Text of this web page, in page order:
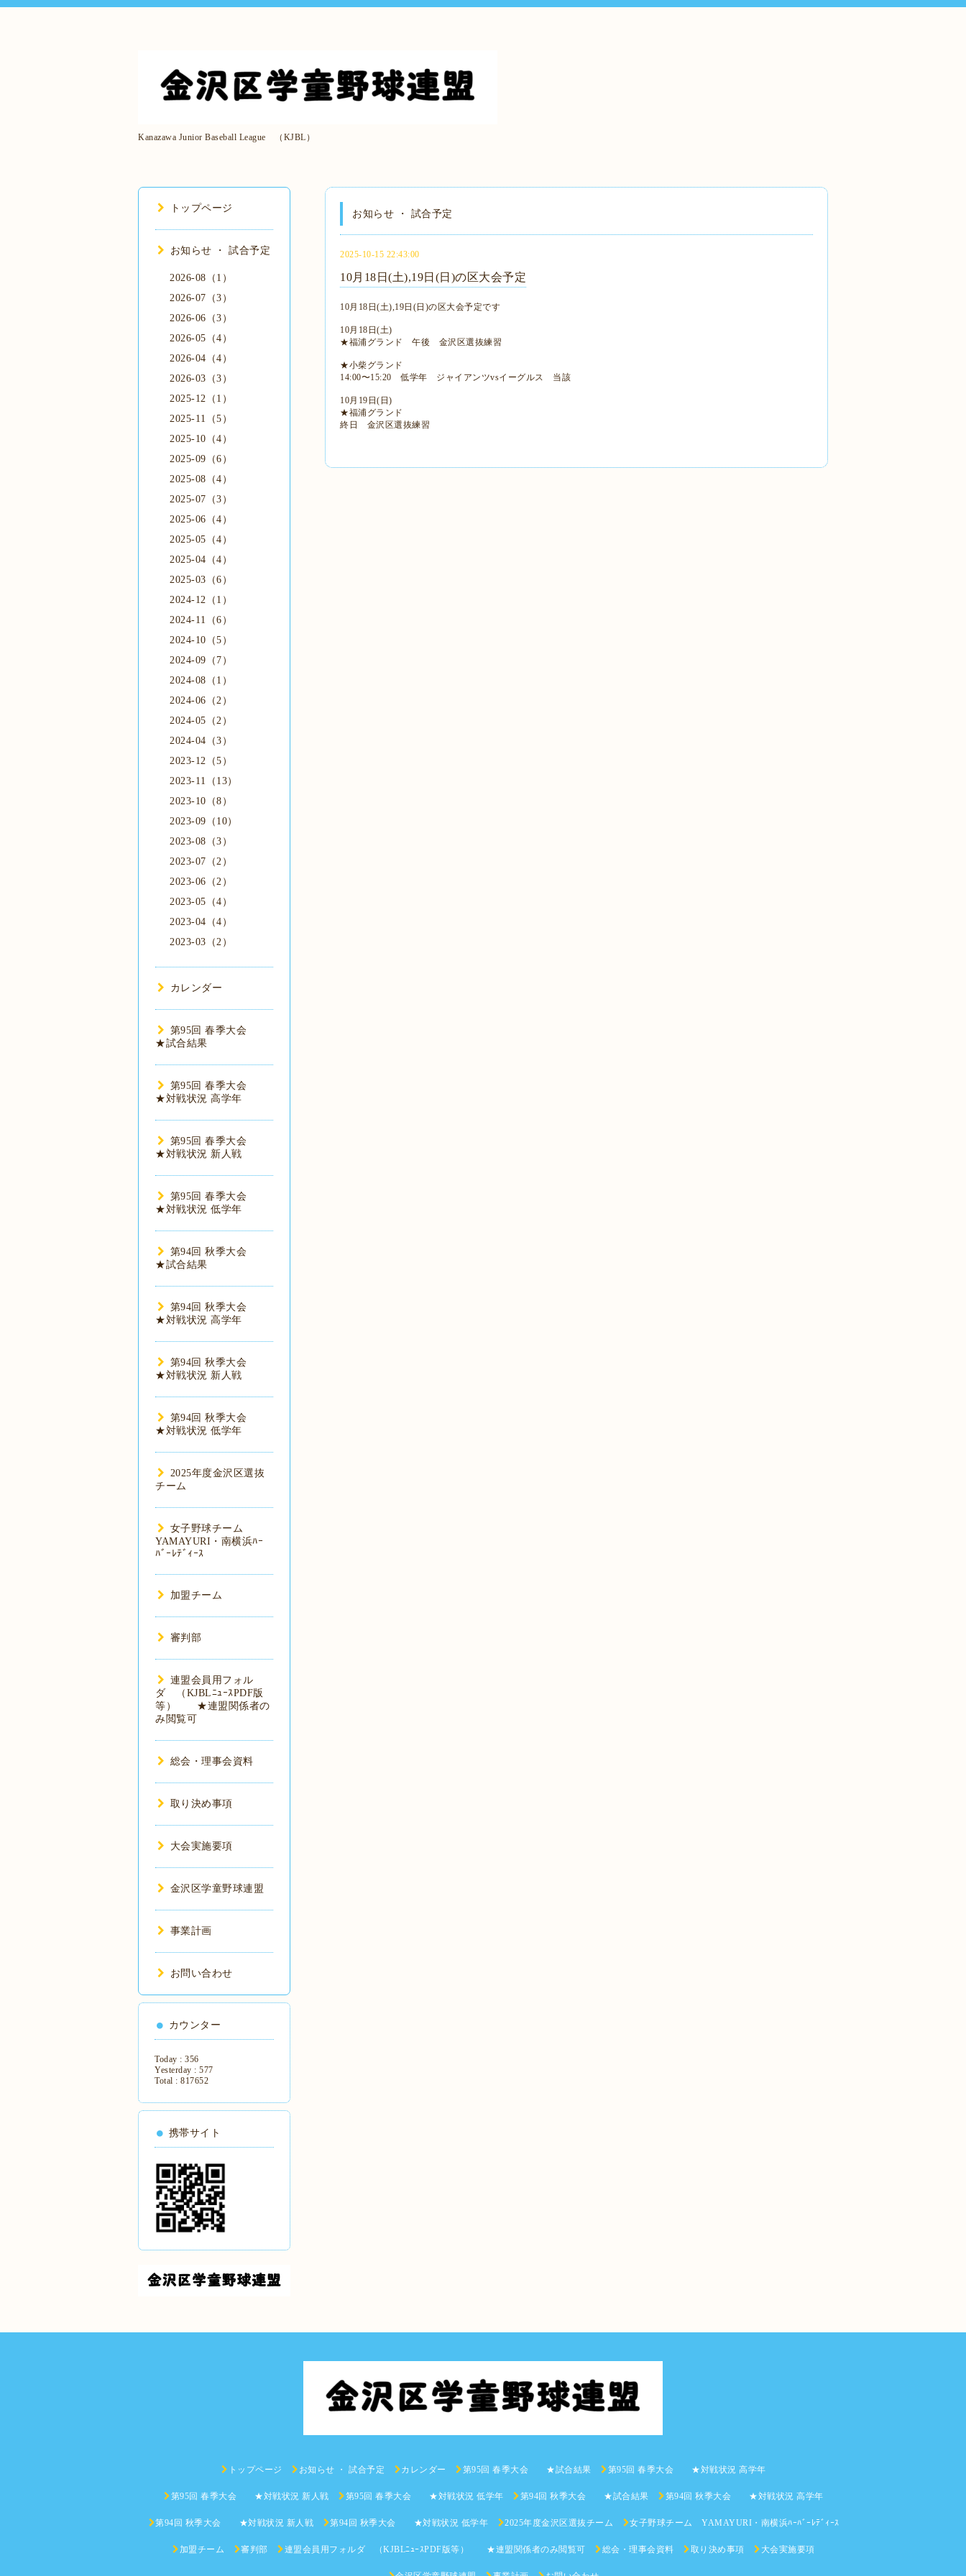
Kanazawa Junior Baseball League （KJBL）
お知らせ ・ 試合予定
2025-10-15 22:43:00
10月18日(土),19日(日)の区大会予定
10月18日(土),19日(日)の区大会予定です
10月18日(土)
★福浦グランド 午後 金沢区選抜練習
★小柴グランド
14:00〜15:20 低学年 ジャイアンツvsイーグルス 当該
10月19日(日)
★福浦グランド
終日 金沢区選抜練習
トップページ
お知らせ ・ 試合予定
2026-08（1）
2026-07（3）
2026-06（3）
2026-05（4）
2026-04（4）
2026-03（3）
2025-12（1）
2025-11（5）
2025-10（4）
2025-09（6）
2025-08（4）
2025-07（3）
2025-06（4）
2025-05（4）
2025-04（4）
2025-03（6）
2024-12（1）
2024-11（6）
2024-10（5）
2024-09（7）
2024-08（1）
2024-06（2）
2024-05（2）
2024-04（3）
2023-12（5）
2023-11（13）
2023-10（8）
2023-09（10）
2023-08（3）
2023-07（2）
2023-06（2）
2023-05（4）
2023-04（4）
2023-03（2）
カレンダー
第95回 春季大会
★試合結果
第95回 春季大会
★対戦状況 高学年
第95回 春季大会
★対戦状況 新人戦
第95回 春季大会
★対戦状況 低学年
第94回 秋季大会
★試合結果
第94回 秋季大会
★対戦状況 高学年
第94回 秋季大会
★対戦状況 新人戦
第94回 秋季大会
★対戦状況 低学年
2025年度金沢区選抜
チーム
女子野球チーム
YAMAYURI・南横浜ﾊｰ
ﾊﾞｰﾚﾃﾞｨｰｽ
加盟チーム
審判部
連盟会員用フォル
ダ （KJBLﾆｭｰｽPDF版
等） ★連盟関係者の
み閲覧可
総会・理事会資料
取り決め事項
大会実施要項
金沢区学童野球連盟
事業計画
お問い合わせ
カウンター
Today : 356
Yesterday : 577
Total : 817652
携帯サイト
トップページ お知らせ ・ 試合予定 カレンダー 第95回 春季大会 ★試合結果 第95回 春季大会 ★対戦状況 高学年
第95回 春季大会 ★対戦状況 新人戦 第95回 春季大会 ★対戦状況 低学年 第94回 秋季大会 ★試合結果 第94回 秋季大会 ★対戦状況 高学年
第94回 秋季大会 ★対戦状況 新人戦 第94回 秋季大会 ★対戦状況 低学年 2025年度金沢区選抜チーム 女子野球チーム YAMAYURI・南横浜ﾊｰﾊﾞｰﾚﾃﾞｨｰｽ
加盟チーム 審判部 連盟会員用フォルダ （KJBLﾆｭｰｽPDF版等） ★連盟関係者のみ閲覧可 総会・理事会資料 取り決め事項 大会実施要項